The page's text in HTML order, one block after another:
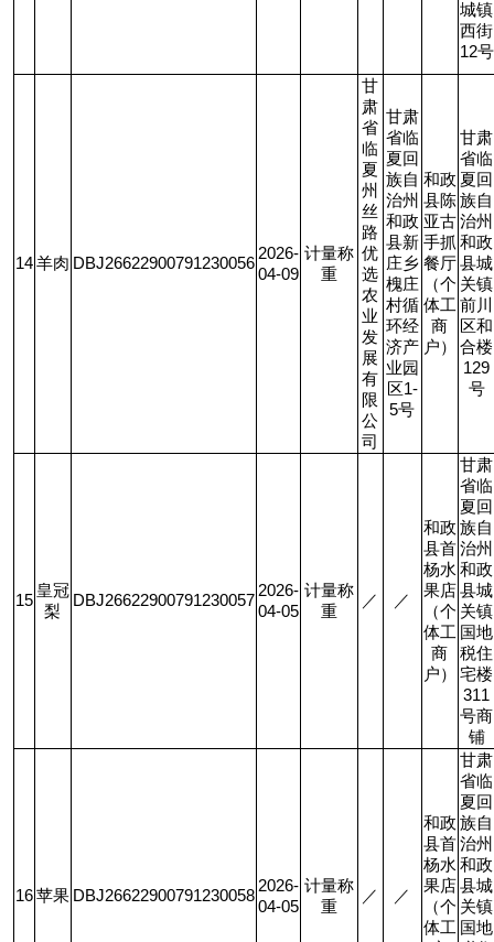
城镇
西街
12号
14羊肉 DBJ26622900791230056
2026-
04-09
计量称
重
甘
肃
省
临
夏
州
丝
路
优
选
农
业
发
展
有
限
公
司
甘肃
省临
夏回
族自
治州
和政
县新
庄乡
槐庄
村循
环经
济产
业园
区1-
5号
和政
县陈
亚古
手抓
餐厅
（个
体工
商
户）
甘肃
省临
夏回
族自
治州
和政
县城
关镇
前川
区和
合楼
129
号
15
皇冠
梨
DBJ26622900791230057
2026-
04-05
计量称
重
／ ／
和政
县首
杨水
果店
（个
体工
商
户）
甘肃
省临
夏回
族自
治州
和政
县城
关镇
国地
税住
宅楼
311
号商
铺
16苹果 DBJ26622900791230058
2026-
04-05
计量称
重
／ ／
和政
县首
杨水
果店
（个
体工
甘肃
省临
夏回
族自
治州
和政
县城
关镇
国地